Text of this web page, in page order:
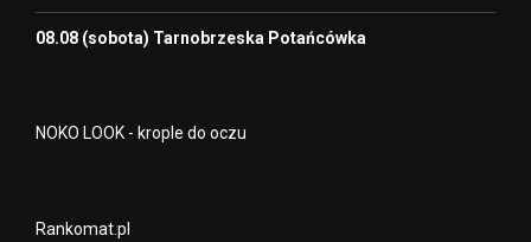
08.08 (sobota) Tarnobrzeska Potańcówka
NOKO LOOK - krople do oczu
Rankomat.pl